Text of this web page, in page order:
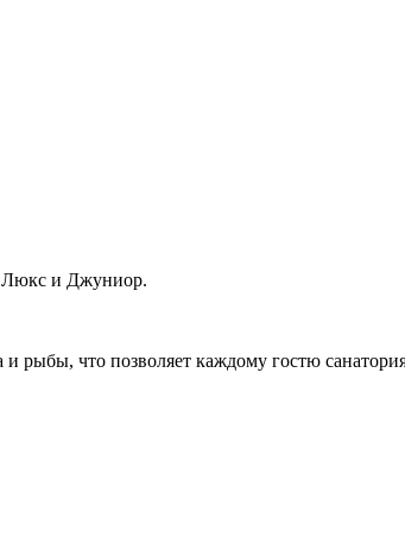
Люкс и Джуниор.
рыбы, что позволяет каждому гостю